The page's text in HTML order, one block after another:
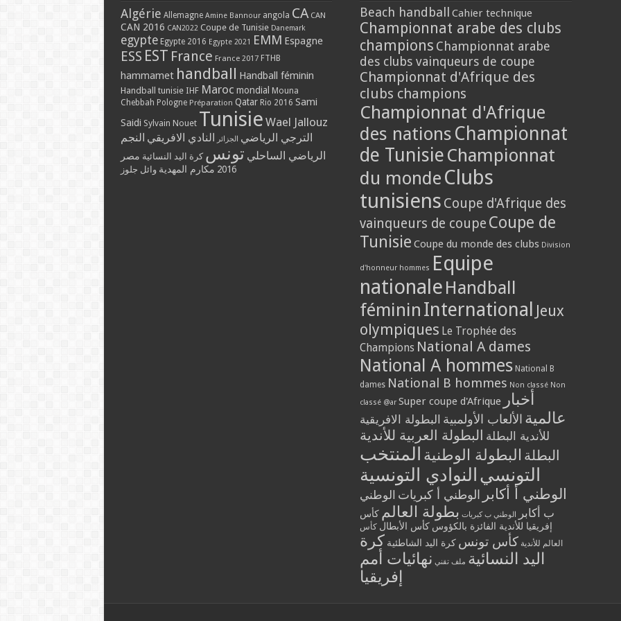
Algérie Allemagne Amine Bannour angola CA CAN
CAN 2016 CAN2022 Coupe de Tunisie Danemark
egypte Egypte 2016 Egypte 2021 EMM Espagne
ESS EST France France 2017 FTHB
hammamet handball Handball féminin
Handball tunisie IHF Maroc mondial Mouna
Chebbah Pologne Préparation Qatar Rio 2016 Sami
Saidi Sylvain Nouet Tunisie Wael Jallouz
الترجي الرياضي الجزائر النادي الافريقي النجم
الرياضي الساحلي تونس كرة اليد النسائية مصر
2016 مكارم المهدية وائل جلوز
Beach handball Cahier technique
Championnat arabe des clubs
champions Championnat arabe
des clubs vainqueurs de coupe
Championnat d'Afrique des
clubs champions
Championnat d'Afrique
des nations Championnat
de Tunisie Championnat
du monde Clubs
tunisiens Coupe d'Afrique des
vainqueurs de coupe Coupe de
Tunisie Coupe du monde des clubs Division
d'honneur hommes Equipe
nationale Handball
féminin International Jeux
olympiques Le Trophée des
Champions National A dames
National A hommes National B
dames National B hommes Non classé Non
classé @ar Super coupe d'Afrique أخبار
عالمية الألعاب الأولمبية البطولة الافريقية
للأندية البطلة البطولة العربية للأندية
البطلة البطولة الوطنية المنتخب
التونسي النوادي التونسية
الوطني أ أكابر الوطني أ كبريات الوطني
ب أكابر
الوطني ب كبريات بطولة العالم كأس
إفريقيا للأندية الفائزة بالكؤوس كأس الأبطال كأس
العالم للأندية كأس تونس كرة اليد الشاطئية كرة
اليد النسائية ملف تقني نهائيات أمم
إفريقيا